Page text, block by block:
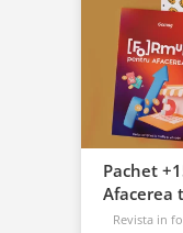
Pachet
Afacerea
Revista in